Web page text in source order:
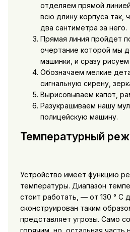
отделяем прямой
всю длину корпуса так,
два сантиметра за него.
Прямая линия пройдет
очертание которой мы
машинки, и сразу
Обозначаем мелкие
сигнальную сирену,
Вырисовываем капот,
Разукрашиваем нашу
полицейскую машину.
Температурный
Устройство имеет функцию
температуры. Диапазон
стоит работать, — от 130 ° C
сконструирован таким
представляет угрозы. Само